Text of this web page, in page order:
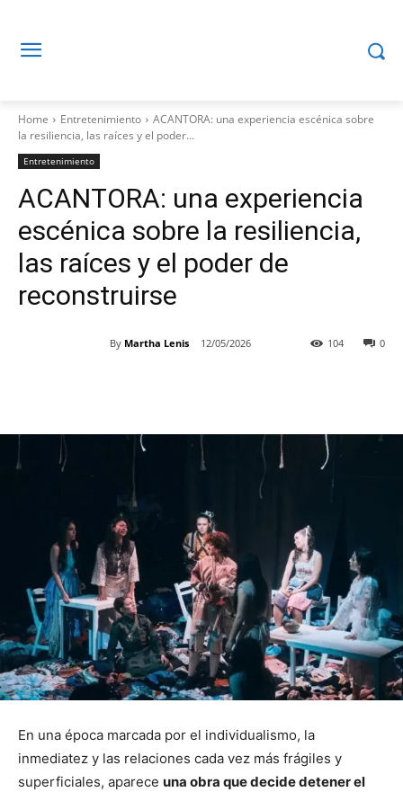
Home Entretenimiento
ACANTORA: una experiencia escénica sobre
la resiliencia, las raíces y el poder...
Entretenimiento
ACANTORA: una experiencia
escénica sobre la resiliencia,
las raíces y el poder de
reconstruirse
By Martha Lenis 12/05/2026 0
104
En una época marcada por el individualismo, la
inmediatez y las relaciones cada vez más frágiles y
superficiales, aparece una obra que decide detener el